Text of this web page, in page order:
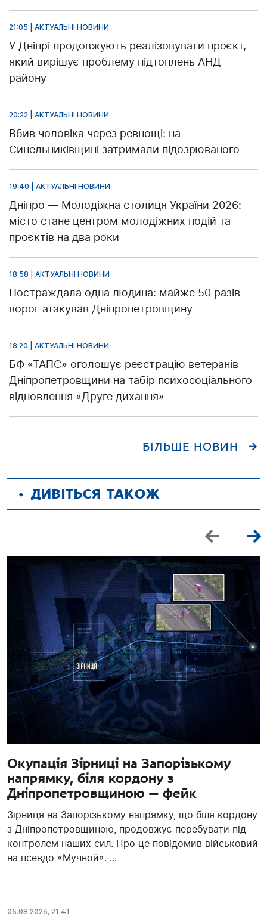
21:05 | АКТУАЛЬНІ НОВИНИ
У Дніпрі продовжують реалізовувати проєкт,
який вирішує проблему підтоплень АНД
району
20:22 | АКТУАЛЬНІ НОВИНИ
Вбив чоловіка через ревнощі: на
Синельниківщині затримали підозрюваного
19:40 | АКТУАЛЬНІ НОВИНИ
Дніпро — Молодіжна столиця України 2026:
місто стане центром молодіжних подій та
проєктів на два роки
18:58 | АКТУАЛЬНІ НОВИНИ
Постраждала одна людина: майже 50 разів
ворог атакував Дніпропетровщину
18:20 | АКТУАЛЬНІ НОВИНИ
БФ «ТАПС» оголошує реєстрацію ветеранів
Дніпропетровщини на табір психосоціального
відновлення «Друге дихання»
БІЛЬШЕ НОВИН
ДИВІТЬСЯ ТАКОЖ
Окупація Зірниці на Запорізькому
напрямку, біля кордону з
Дніпропетровщиною — фейк
Зірниця на Запорізькому напрямку, що біля кордону
з Дніпропетровщиною, продовжує перебувати під
контролем наших сил. Про це повідомив військовий
на псевдо «Мучной». ...
05.08.2026, 21:41